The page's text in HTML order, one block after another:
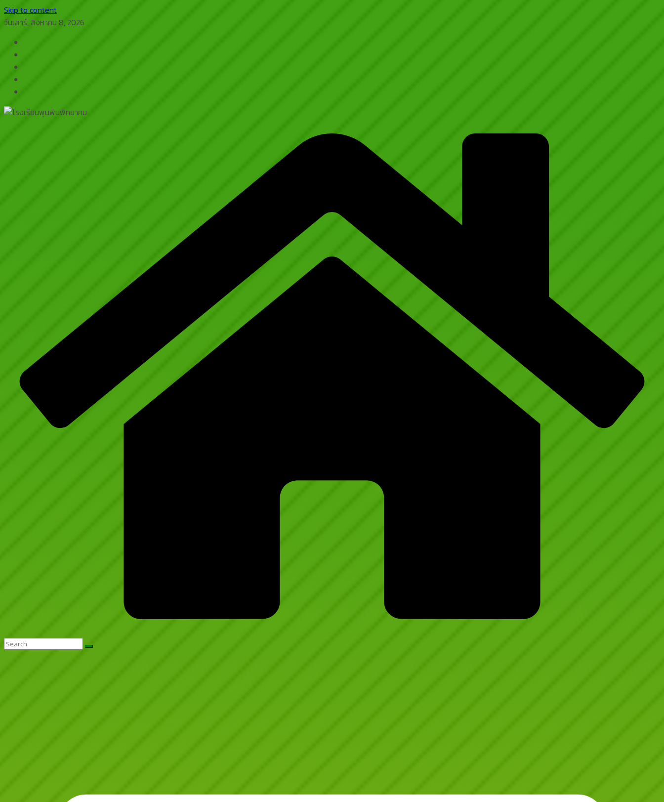
Skip to content
วันเสาร์, สิงหาคม 8, 2026